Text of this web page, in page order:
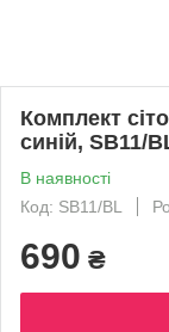
Комплект
синій, SB11/
В наявності
Код: SB11/BL
690 ₴